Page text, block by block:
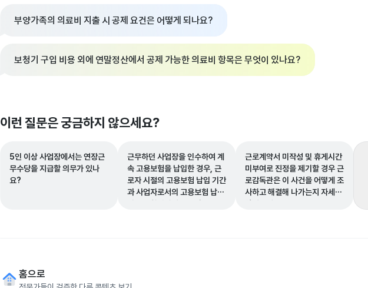
부양가족의 의료비 지출 시 공제 요건은 어떻게 되나요?
보청기 구입 비용 외에 연말정산에서 공제 가능한 의료비 항목은 무엇이 있나요?
이런 질문은 궁금하지 않으세요?
5인 이상 사업장에서는 연장근
무수당을 지급할 의무가 있나
요?
근무하던 사업장을 인수하여 계
속 고용보험을 납입한 경우, 근
로자 시절의 고용보험 납입 기간
과 사업자로서의 고용보험 납입
기간을 합산하여 인정받을 수 있
근로계약서 미작성 및 휴게시간
미부여로 진정을 제기할 경우 근
로감독관은 이 사건을 어떻게 조
사하고 해결해 나가는지 자세히
알려주세요.
홈으로